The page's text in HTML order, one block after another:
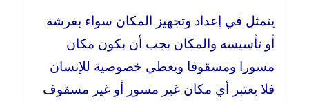
يتمثل في إعداد وتجهيز المكان سواء بفرشه
أو تأسيسه والمكان يجب أن بكون مكان
مسورا ومسقوفا ويعطي خصوصية للإنسان
فلا يعتبر أي مكان غير مسور أو غير مسقوف